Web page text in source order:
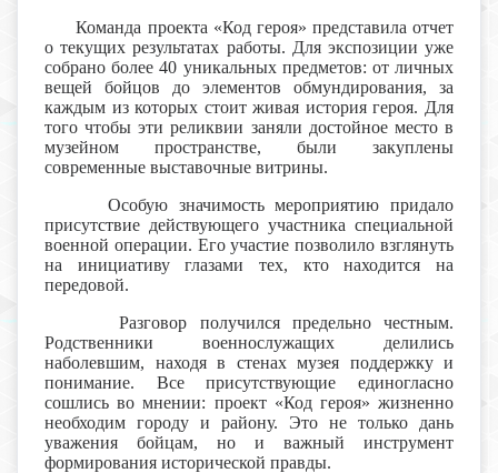
Команда проекта «Код героя» представила отчет
о текущих результатах работы. Для экспозиции уже
собрано более 40 уникальных предметов: от личных
вещей бойцов до элементов обмундирования, за
каждым из которых стоит живая история героя. Для
того чтобы эти реликвии заняли достойное место в
музейном пространстве, были закуплены
современные выставочные витрины.
Особую значимость мероприятию придало
присутствие действующего участника специальной
военной операции. Его участие позволило взглянуть
на инициативу глазами тех, кто находится на
передовой.
Разговор получился предельно честным.
Родственники военнослужащих делились
наболевшим, находя в стенах музея поддержку и
понимание. Все присутствующие единогласно
сошлись во мнении: проект «Код героя» жизненно
необходим городу и району. Это не только дань
уважения бойцам, но и важный инструмент
формирования исторической правды.